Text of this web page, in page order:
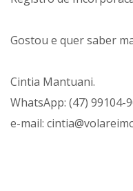
Gostou e quer saber
Cintia Mantuani.
WhatsApp: (47) 99104-
e-mail: